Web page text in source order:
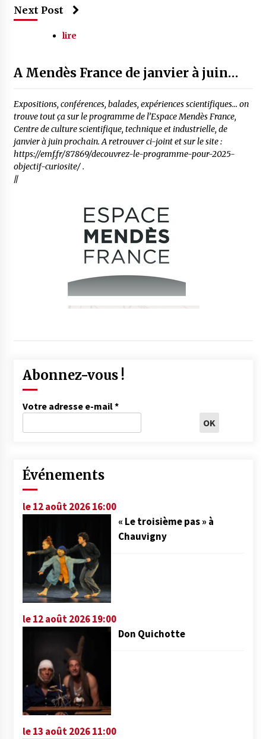
Next Post
lire
A Mendès France de janvier à juin…
Expositions, conférences, balades, expériences scientifiques… on
trouve tout ça sur le programme de l’Espace Mendès France,
Centre de culture scientifique, technique et industrielle, de
janvier à juin prochain. A retrouver ci-joint et sur le site :
https://emf.fr/87869/decouvrez-le-programme-pour-2025-
objectif-curiosite/ .
//
Abonnez-vous !
Votre adresse e-mail*
Événements
le 12 août 2026 16:00
« Le troisième pas » à
Chauvigny
le 12 août 2026 19:00
Don Quichotte
le 13 août 2026 11:00